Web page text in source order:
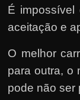
É impossível
aceitação e
O melhor
para outra, o
pode não ser